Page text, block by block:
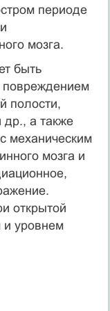
периоде
мозга.
быть
повреждением
полости,
др., а также
механическим
мозга и
открытой
и уровнем